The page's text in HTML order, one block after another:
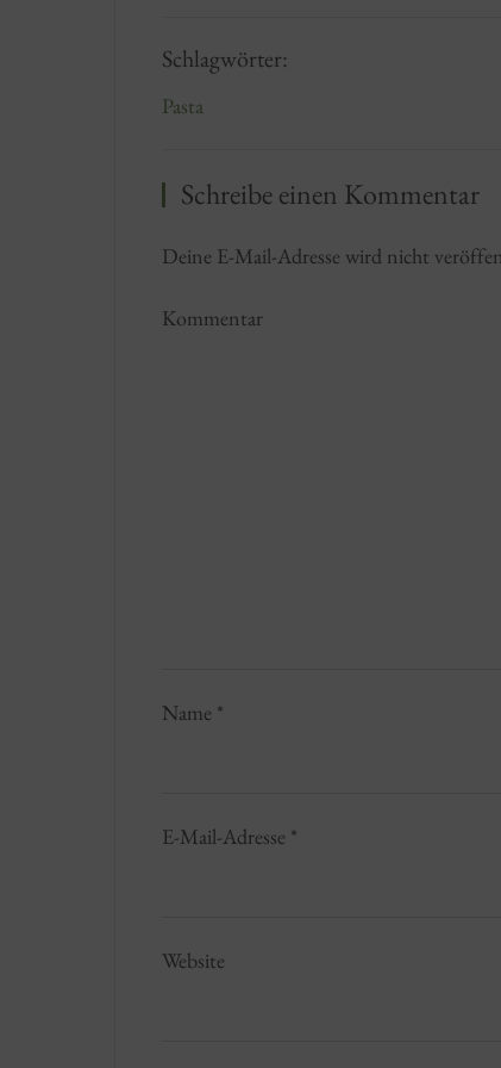
Schlagwörter:
Pasta
Schreibe einen Kommentar
Deine E-Mail-Adresse wird nicht
Kommentar
Name *
E-Mail-Adresse *
Website